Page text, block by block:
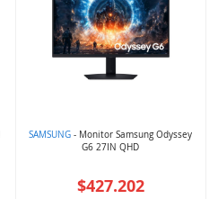
SAMSUNG - Monitor Samsung Odyssey
G6 27IN QHD
$427.202